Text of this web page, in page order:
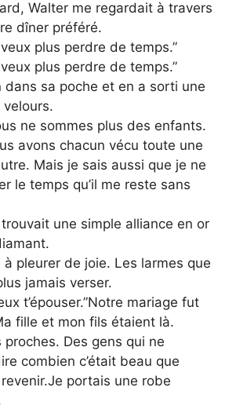
Walter me regardait à travers
dîner préféré.
plus perdre de temps.”
plus perdre de temps.”
dans sa poche et en a sorti une
ne sommes plus des enfants.
avons chacun vécu toute une
Mais je sais aussi que je ne
le temps qu’il me reste sans
trouvait une simple alliance en or
à pleurer de joie. Les larmes que
jamais verser.
t’épouser.”Notre mariage fut
fille et mon fils étaient là.
proches. Des gens qui ne
combien c’était beau que
revenir.Je portais une robe